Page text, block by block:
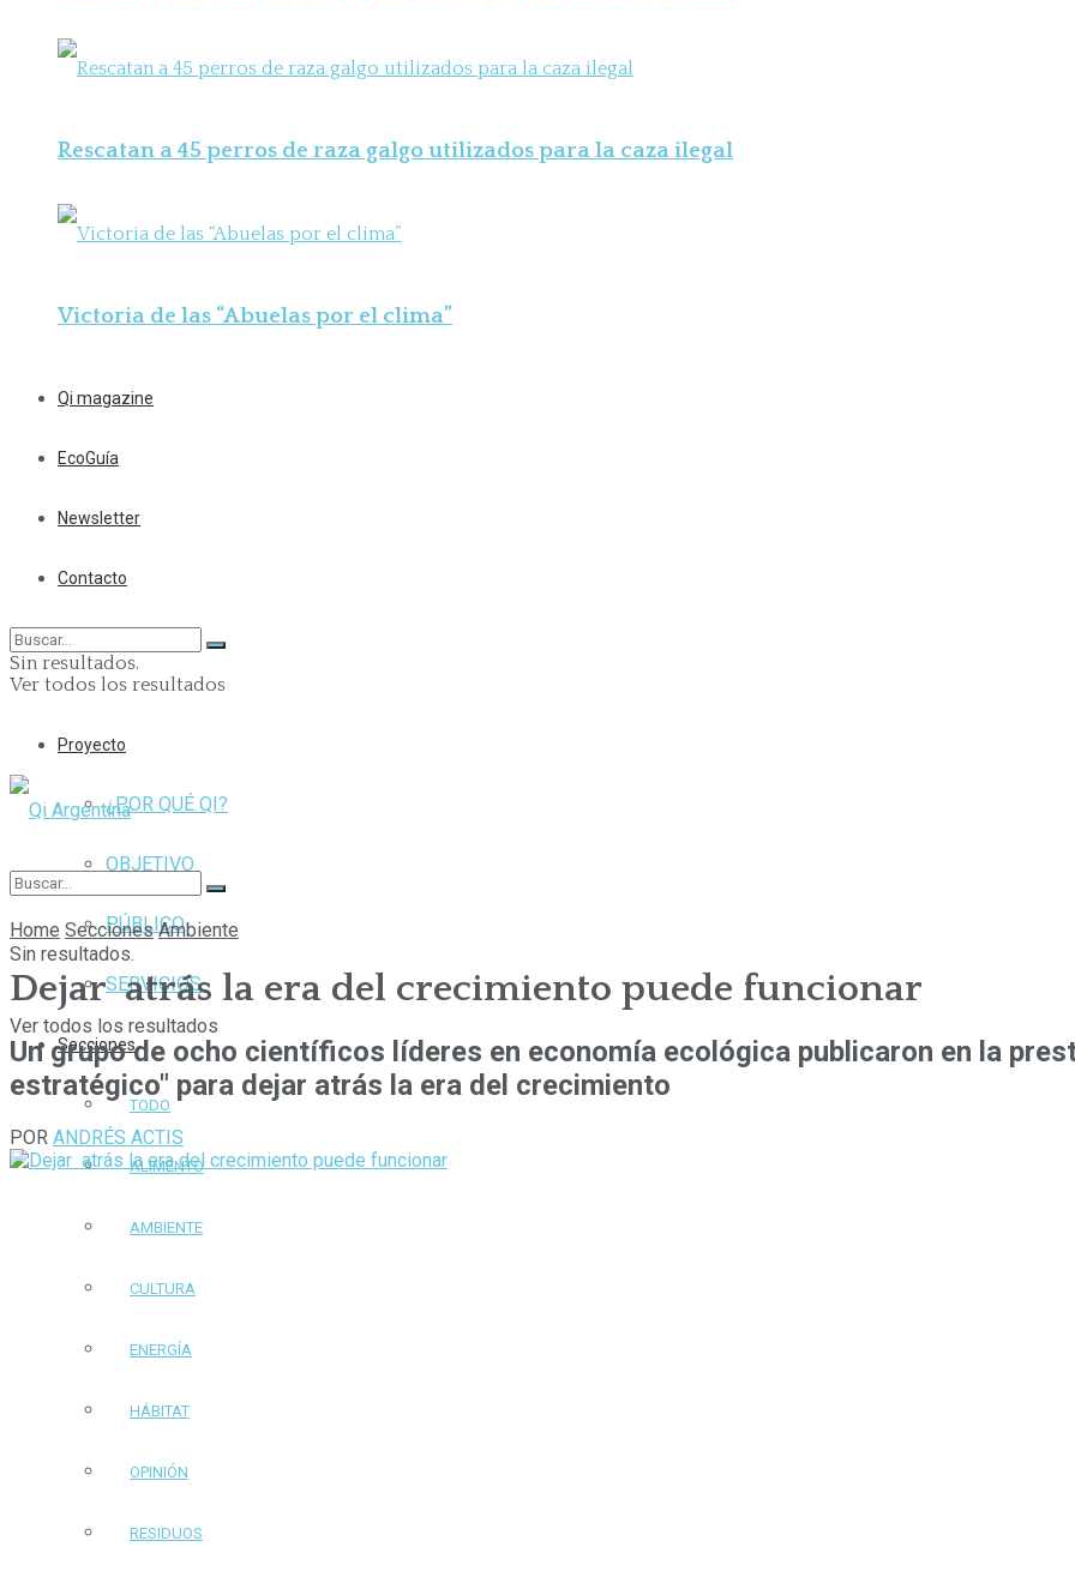
Rescatan a 45 perros de raza galgo utilizados para la caza ilegal
Victoria de las “Abuelas por el clima”
Qi magazine
EcoGuía
Newsletter
Contacto
Sin resultados.
Ver todos los resultados
Proyecto
¿POR QUÉ QI?
OBJETIVO
PÚBLICO
SERVICIOS
Secciones
TODO
ALIMENTO
AMBIENTE
CULTURA
ENERGÍA
HÁBITAT
OPINIÓN
RESIDUOS
Sin resultados.
Ver todos los resultados
Home Secciones Ambiente
Dejar atrás la era del crecimiento puede funcionar
Un grupo de ocho científicos líderes en economía ecológica publicaron en la
estratégico" para dejar atrás la era del crecimiento
POR ANDRÉS ACTIS